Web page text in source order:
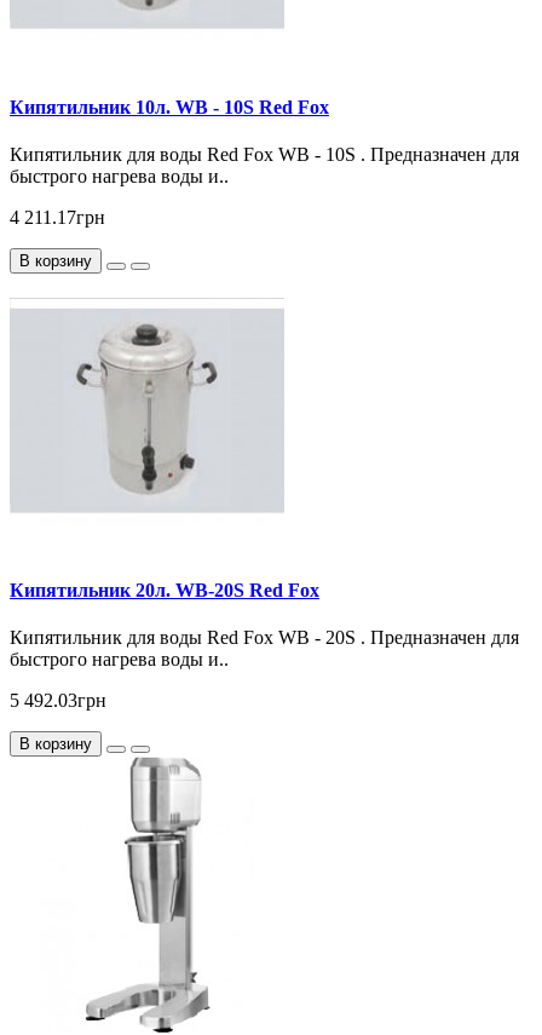
Кипятильник 10л. WB - 10S Red Fox
Кипятильник для воды Red Fox WB - 10S . Предназначен для
быстрого нагрева воды и..
4 211.17грн
В корзину
Кипятильник 20л. WB-20S Red Fox
Кипятильник для воды Red Fox WB - 20S . Предназначен для
быстрого нагрева воды и..
5 492.03грн
В корзину